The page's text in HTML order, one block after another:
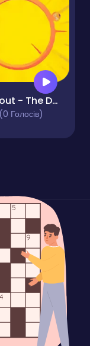
Rule out - The Dangerous Circle
Голосів)